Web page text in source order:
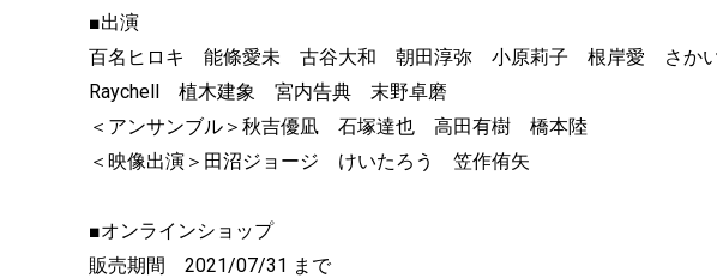
■出演
百名ヒロキ 能條愛未 古谷大和 朝田淳弥 小原莉子 根岸愛 さか
Raychell 植木建象 宮内告典 末野卓磨
＜アンサンブル＞秋吉優凪 石塚達也 高田有樹 橋本陸
＜映像出演＞田沼ジョージ けいたろう 笠作侑矢
■オンラインショップ
販売期間 2021/07/31 まで